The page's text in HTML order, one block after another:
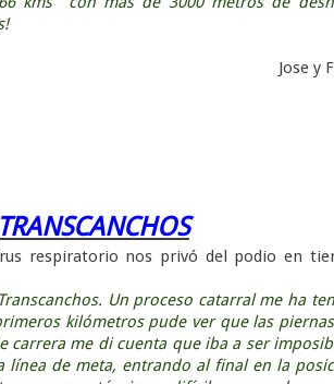
Jose y
TRANSCANCHOS
respiratorio nos privó del podio en
Un proceso catarral me ha
kilómetros pude ver que las
carrera me di cuenta que iba a ser
línea de meta, entrando al final en la